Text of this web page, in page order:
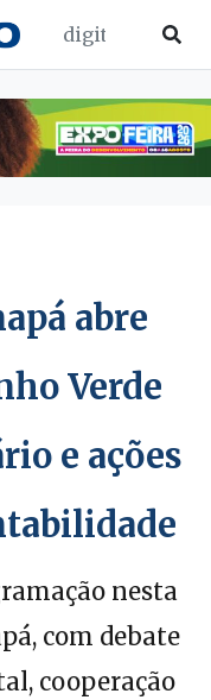
abre
Verde
e ações
nesta
com debate
cooperação